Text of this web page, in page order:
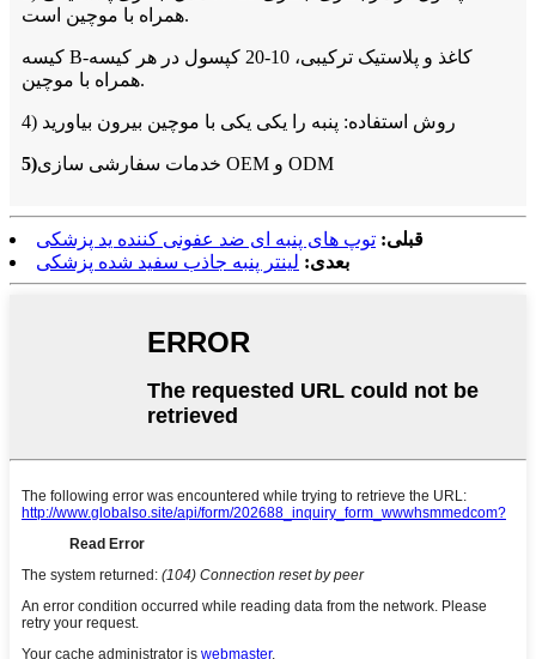
همراه با موچین است.
کیسه B-کاغذ و پلاستیک ترکیبی، 10-20 کپسول در هر کیسه
همراه با موچین.
4) روش استفاده: پنبه را یکی یکی با موچین بیرون بیاورید
5) خدمات سفارشی سازی OEM و ODM
قبلی: توپ های پنبه ای ضد عفونی کننده ید پزشکی
بعدی: لینتر پنبه جاذب سفید شده پزشکی